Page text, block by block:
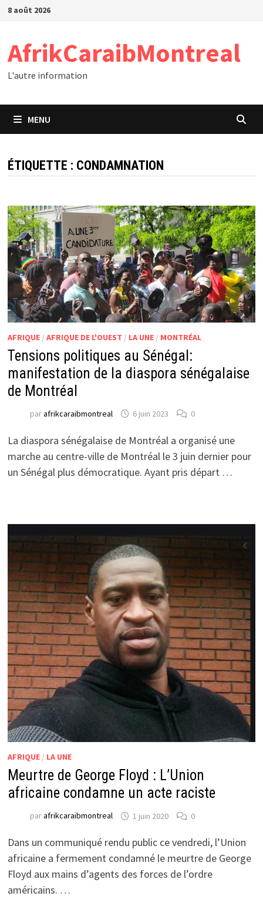
Passer
8 août 2026
AfrikCaraibMontreal
L'autre information
MENU
ÉTIQUETTE : CONDAMNATION
AFRIQUE/ AFRIQUE DE L'OUEST / LA UNE/ MONTRÉAL
Tensions politiques au Sénégal:
manifestation de la diaspora sénégalaise
de Montréal
parafrikcaraibmontreal 6 juin 2023 0
La diaspora sénégalaise de Montréal a organisé une
marche au centre-ville de Montréal le 3 juin dernier pour
un Sénégal plus démocratique. Ayant pris départ …
AFRIQUE/ LA UNE
Meurtre de George Floyd : L’Union
africaine condamne un acte raciste
parafrikcaraibmontreal 1 juin 2020 0
Dans un communiqué rendu public ce vendredi, l’Union
africaine a fermement condamné le meurtre de George
Floyd aux mains d’agents des forces de l’ordre
américains. …